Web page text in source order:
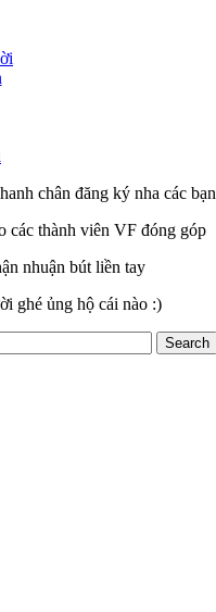
chân đăng ký nha các bạn
các thành viên VF đóng góp
nhuận bút liền tay
ghé ủng hộ cái nào :)